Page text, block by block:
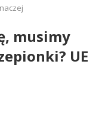
musimy
UE